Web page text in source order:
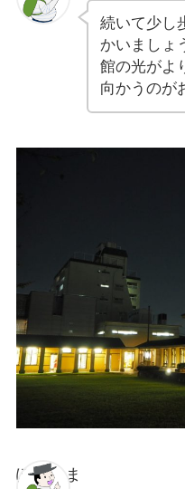
続いて少し
かいましょ
館の光がよ
向かうのが
ぽちゃま